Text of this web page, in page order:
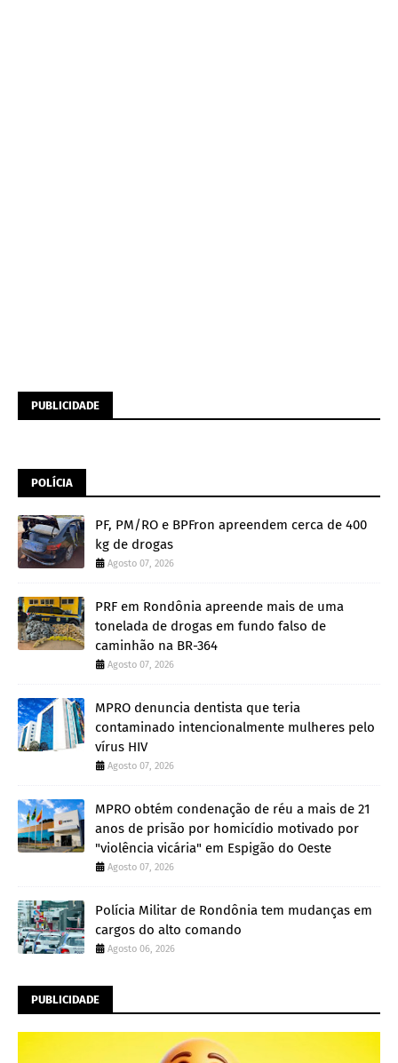
PUBLICIDADE
POLÍCIA
PF, PM/RO e BPFron apreendem cerca de 400
kg de drogas
Agosto 07, 2026
PRF em Rondônia apreende mais de uma
tonelada de drogas em fundo falso de
caminhão na BR-364
Agosto 07, 2026
MPRO denuncia dentista que teria
contaminado intencionalmente mulheres pelo
vírus HIV
Agosto 07, 2026
MPRO obtém condenação de réu a mais de 21
anos de prisão por homicídio motivado por
"violência vicária" em Espigão do Oeste
Agosto 07, 2026
Polícia Militar de Rondônia tem mudanças em
cargos do alto comando
Agosto 06, 2026
PUBLICIDADE